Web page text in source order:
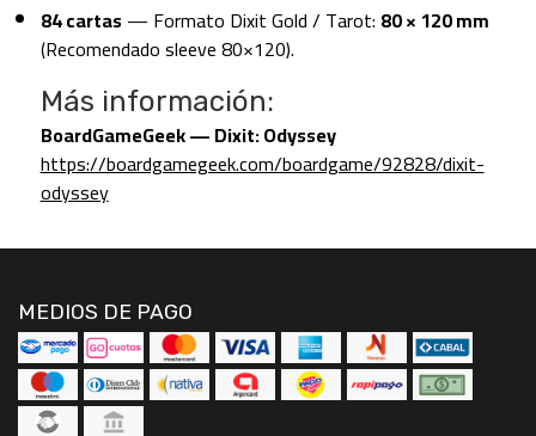
84 cartas — Formato Dixit Gold / Tarot: 80 × 120 mm
(Recomendado sleeve 80×120).
Más información:
BoardGameGeek — Dixit: Odyssey
https://boardgamegeek.com/boardgame/92828/dixit-
odyssey
MEDIOS DE PAGO